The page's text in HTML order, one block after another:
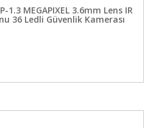
1.3 MEGAPIXEL 3.6mm Lens IR
36 Ledli Güvenlik Kamerası